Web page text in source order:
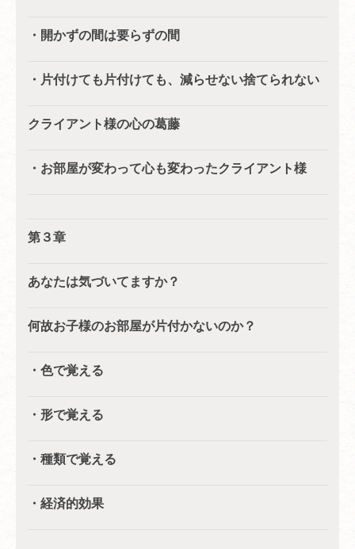
・開かずの間は要らずの間
・片付けても片付けても、減らせない捨てられない
クライアント様の心の葛藤
・お部屋が変わって心も変わったクライアント様
第３章
あなたは気づいてますか？
何故お子様のお部屋が片付かないのか？
・色で覚える
・形で覚える
・種類で覚える
・経済的効果